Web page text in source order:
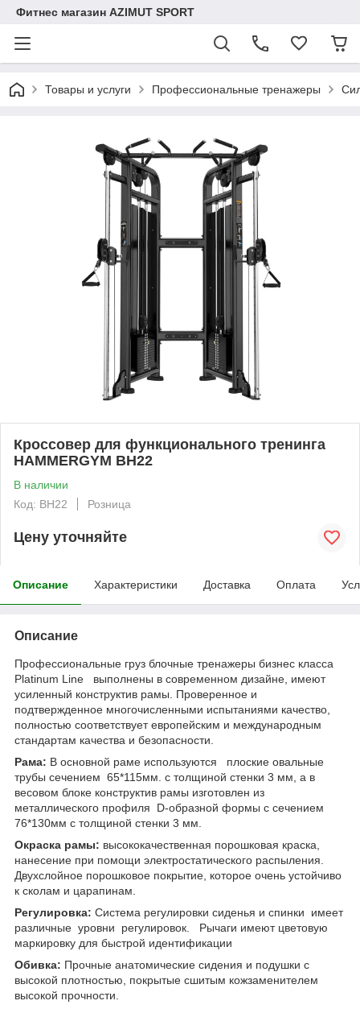
Фитнес магазин AZIMUT SPORT
Товары и услуги Профессиональные тренажеры
Кроссовер для функционального тренинга
HAMMERGYM BH22
В наличии
Код: BH22
Розница
Цену уточняйте
Описание Характеристики Доставка Оплата
Описание
Профессиональные груз блочные тренажеры бизнес класса
Platinum Line выполнены в современном дизайне, имеют
усиленный конструктив рамы. Проверенное и
подтвержденное многочисленными испытаниями качество,
полностью соответствует европейским и международным
стандартам качества и безопасности.
Рама: В основной раме используются плоские овальные
трубы сечением 65*115мм. с толщиной стенки 3 мм, а в
весовом блоке конструктив рамы изготовлен из
металлического профиля D-образной формы с сечением
76*130мм с толщиной стенки 3 мм.
Окраска рамы: высококачественная порошковая краска,
нанесение при помощи электростатического распыления.
Двухслойное порошковое покрытие, которое очень устойчиво
к сколам и царапинам.
Регулировка: Система регулировки сиденья и спинки имеет
различные уровни регулировок. Рычаги имеют цветовую
маркировку для быстрой идентификации
Обивка: Прочные анатомические сидения и подушки с
высокой плотностью, покрытые сшитым кожзаменителем
высокой прочности.